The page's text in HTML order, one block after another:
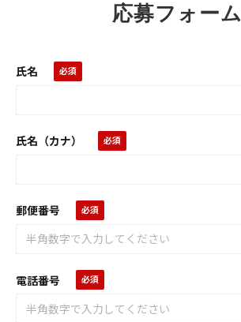
応募フォーム
氏名
氏名（カナ）
郵便番号
電話番号